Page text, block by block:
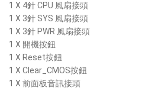
1 X 4針 CPU 風扇接頭
1 X 3針 SYS 風扇接頭
1 X 3針 PWR 風扇接頭
1 X 開機按鈕
1 X Reset按鈕
1 X Clear_CMOS按鈕
1 X 前面板音訊接頭